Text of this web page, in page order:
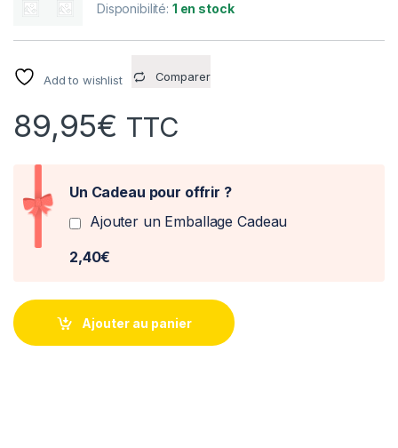
Disponibilité: 1 en stock
Add to wishlist Comparer
89,95€ TTC
Un Cadeau pour offrir ?
Ajouter un Emballage Cadeau
2,40€
Ajouter au panier